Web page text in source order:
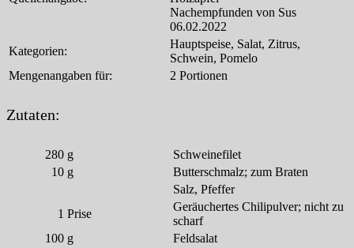
Nachempfunden von Sus
06.02.2022
Kategorien:
Hauptspeise, Salat, Zitrus,
Schwein, Pomelo
Mengenangaben für:
2 Portionen
Zutaten:
280 g
Schweinefilet
10 g
Butterschmalz; zum Braten
Salz, Pfeffer
1 Prise
Geräuchertes Chilipulver; nicht zu
scharf
100 g
Feldsalat